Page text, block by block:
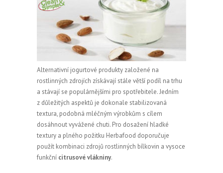
Alternativní jogurtové produkty založené na
rostlinných zdrojích získávají stále větší podíl na trhu
a stávají se populárnějšími pro spotřebitele. Jedním
z důležitých aspektů je dokonale stabilizovaná
textura, podobná mléčným výrobkům s cílem
dosáhnout vyvážené chuti. Pro dosažení hladké
textury a plného požitku Herbafood doporučuje
použít kombinaci zdrojů rostlinných bílkovin a vysoce
funkční citrusové vlákniny.